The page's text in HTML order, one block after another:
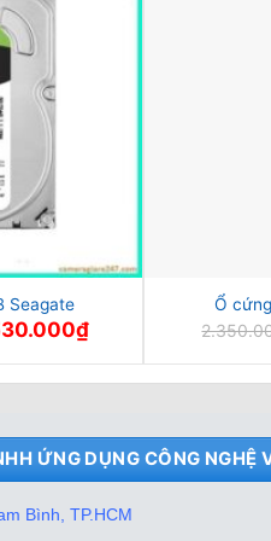
Seagate
₫Giá
hiện
tại
Ổ
ỨNG DỤNG CÔNG NGHỆ
Bình, TP.HCM